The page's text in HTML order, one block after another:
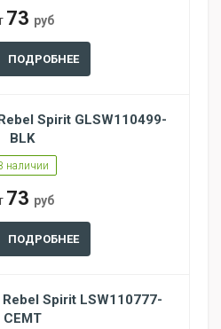
73 руб
ПОДРОБНЕЕ
Spirit GLSW110499-
BLK
наличии
73 руб
ПОДРОБНЕЕ
Spirit LSW110777-
CEMT